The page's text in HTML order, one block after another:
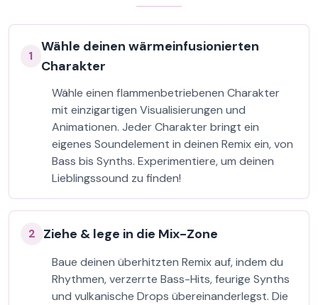
1
Wähle deinen wärmeinfusionierten
Charakter
Wähle einen flammenbetriebenen Charakter
mit einzigartigen Visualisierungen und
Animationen. Jeder Charakter bringt ein
eigenes Soundelement in deinen Remix ein, von
Bass bis Synths. Experimentiere, um deinen
Lieblingssound zu finden!
2 Ziehe & lege in die Mix-Zone
Baue deinen überhitzten Remix auf, indem du
Rhythmen, verzerrte Bass-Hits, feurige Synths
und vulkanische Drops übereinanderlegst. Die